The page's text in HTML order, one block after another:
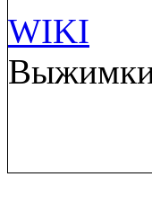
WIKI